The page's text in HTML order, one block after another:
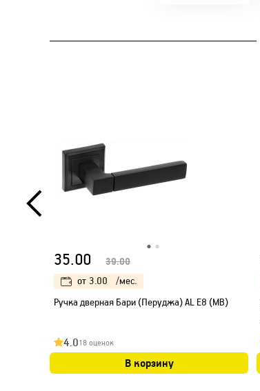
35.00 39.00
от 3.00
/мес.
Ручка дверная Бари (Перуджа) AL E8 (MB)
4.018 оценок
В корзину